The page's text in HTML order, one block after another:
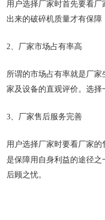
用户选择厂家时首先要看
出来的破碎机质量才有保障
2、厂家市场占有率高
所谓的市场占有率就是厂
家及设备的直观评价。选择
3、厂家售后服务完善
用户选择厂家时要看厂家
是保障用自身利益的途径
后顾之忧。